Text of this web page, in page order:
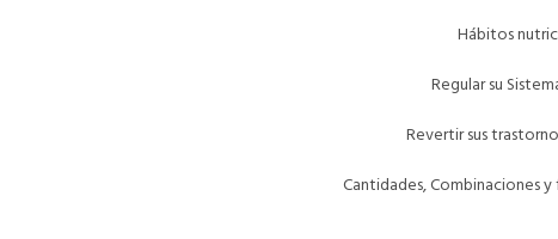
Hábitos
Regular su
Revertir sus
Cantidades, Combinaciones